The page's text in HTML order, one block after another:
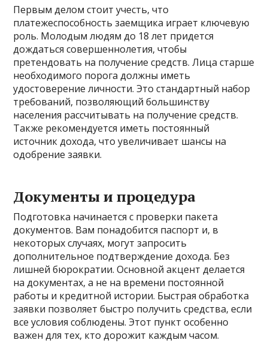
Первым делом стоит учесть, что
платежеспособность заемщика играет ключевую
роль. Молодым людям до 18 лет придется
дождаться совершеннолетия, чтобы
претендовать на получение средств. Лица старше
необходимого порога должны иметь
удостоверение личности. Это стандартный набор
требований, позволяющий большинству
населения рассчитывать на получение средств.
Также рекомендуется иметь постоянный
источник дохода, что увеличивает шансы на
одобрение заявки.
Документы и процедура
Подготовка начинается с проверки пакета
документов. Вам понадобится паспорт и, в
некоторых случаях, могут запросить
дополнительное подтверждение дохода. Без
лишней бюрократии. Основной акцент делается
на документах, а не на времени постоянной
работы и кредитной истории. Быстрая обработка
заявки позволяет быстро получить средства, если
все условия соблюдены. Этот пункт особенно
важен для тех, кто дорожит каждым часом.